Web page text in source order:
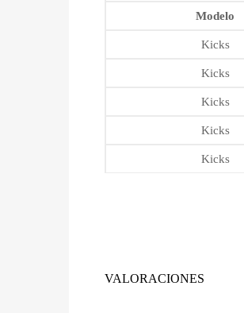
Modelo
Kicks
Kicks
Kicks
Kicks
Kicks
VALORACIONES